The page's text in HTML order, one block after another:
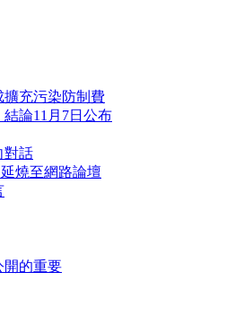
充污染防制費
論11月7日公布
對話
燒至網路論壇
開的重要